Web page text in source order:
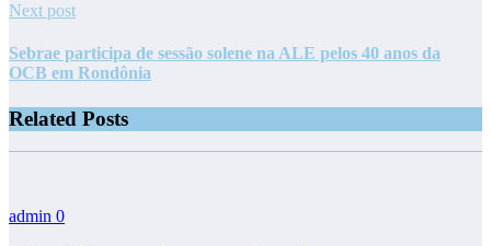
Next post
Sebrae participa de sessão solene na ALE pelos 40 anos da
OCB em Rondônia
Related Posts
admin 0